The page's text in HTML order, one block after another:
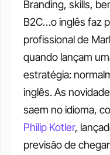
Branding, skills,
B2C…o inglês faz
profissional de
quando lançam
estratégia:
inglês. As
saem no idioma,
Philip Kotler,
previsão de